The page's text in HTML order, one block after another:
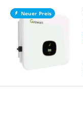
Neuer Preis